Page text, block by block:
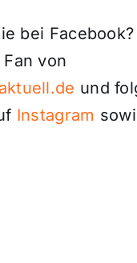
bei
von
und
Instagram